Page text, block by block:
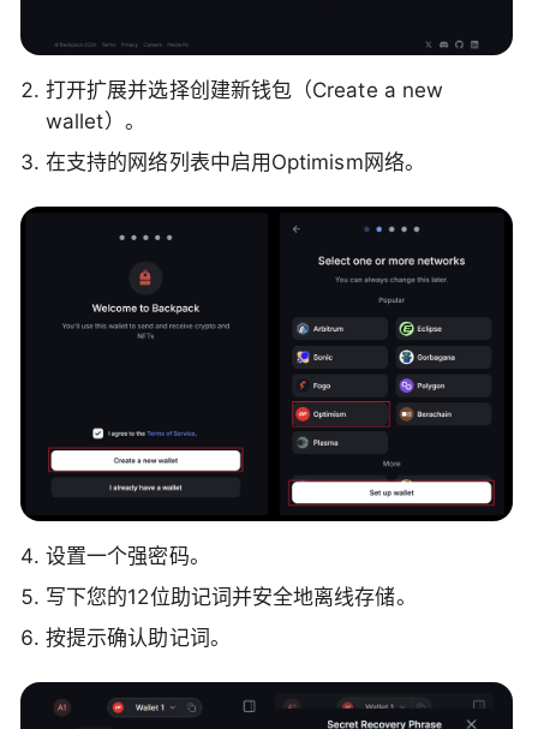
打开扩展并选择创建新钱包（Create a new
wallet）。
在支持的网络列表中启用Optimism网络。
设置一个强密码。
写下您的12位助记词并安全地离线存储。
按提示确认助记词。